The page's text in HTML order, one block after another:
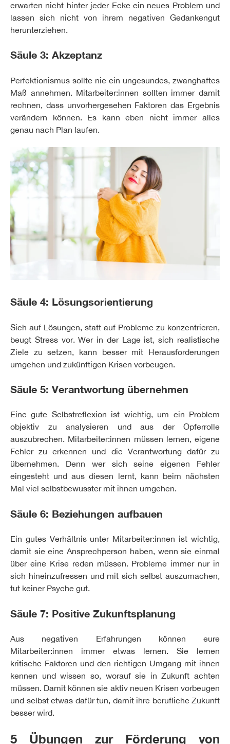
erwarten nicht hinter jeder Ecke ein neues Problem und
lassen sich nicht von ihrem negativen Gedankengut
herunterziehen.
Säule 3: Akzeptanz
Perfektionismus sollte nie ein ungesundes, zwanghaftes
Maß annehmen. Mitarbeiter:innen sollten immer damit
rechnen, dass unvorhergesehen Faktoren das Ergebnis
verändern können. Es kann eben nicht immer alles
genau nach Plan laufen.
Säule 4: Lösungsorientierung
Sich auf Lösungen, statt auf Probleme zu konzentrieren,
beugt Stress vor. Wer in der Lage ist, sich realistische
Ziele zu setzen, kann besser mit Herausforderungen
umgehen und zukünftigen Krisen vorbeugen.
Säule 5: Verantwortung übernehmen
Eine gute Selbstreflexion ist wichtig, um ein Problem
objektiv zu analysieren und aus der Opferrolle
auszubrechen. Mitarbeiter:innen müssen lernen, eigene
Fehler zu erkennen und die Verantwortung dafür zu
übernehmen. Denn wer sich seine eigenen Fehler
eingesteht und aus diesen lernt, kann beim nächsten
Mal viel selbstbewusster mit ihnen umgehen.
Säule 6: Beziehungen aufbauen
Ein gutes Verhältnis unter Mitarbeiter:innen ist wichtig,
damit sie eine Ansprechperson haben, wenn sie einmal
über eine Krise reden müssen. Probleme immer nur in
sich hineinzufressen und mit sich selbst auszumachen,
tut keiner Psyche gut.
Säule 7: Positive Zukunftsplanung
Aus negativen Erfahrungen können eure
Mitarbeiter:innen immer etwas lernen. Sie lernen
kritische Faktoren und den richtigen Umgang mit ihnen
kennen und wissen so, worauf sie in Zukunft achten
müssen. Damit können sie aktiv neuen Krisen vorbeugen
und selbst etwas dafür tun, damit ihre berufliche Zukunft
besser wird.
5 Übungen zur Förderung von